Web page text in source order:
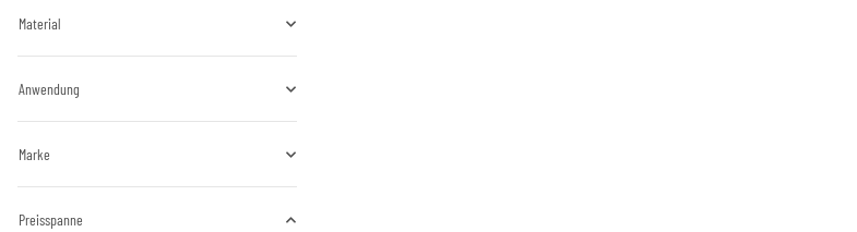
Material
Anwendung
Marke
Preisspanne